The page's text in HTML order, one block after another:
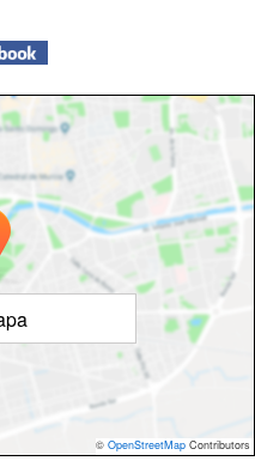
© OpenStreetMap Contributors